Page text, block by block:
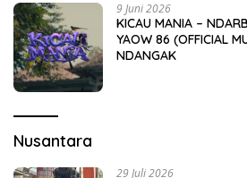
9 Juni 2026
KICAU MANIA –
YAOW 86 (OFFICIAL
NDANGAK
Nusantara
29 Juli 2026